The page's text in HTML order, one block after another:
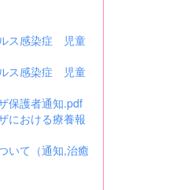
ス感染症 児童
ス感染症 児童
保護者通知.pdf
における療養報
いて（通知,治癒